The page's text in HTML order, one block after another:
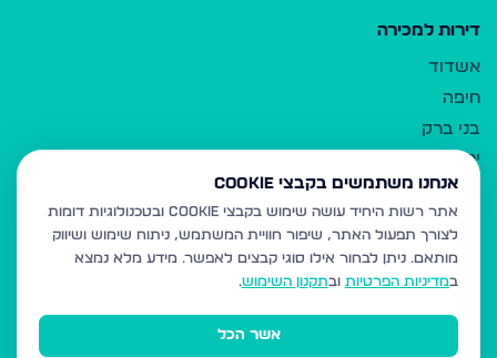
דירות למכירה
אשדוד
חיפה
בני ברק
ירושלים
אלעד
גבעת זאב
בית שמש
רכסים
מודיעין עילית
אנחנו משתמשים בקבצי Cookie
אתר רשות היחיד עושה שימוש בקבצי Cookie ובטכנולוגיות דומות
לצורך תפעול האתר, שיפור חוויית המשתמש, ניתוח שימוש ושיווק
מותאם. ניתן לבחור אילו סוגי קבצים לאפשר. מידע מלא נמצא
במדיניות הפרטיות ובתקנון השימוש.
אשר הכל